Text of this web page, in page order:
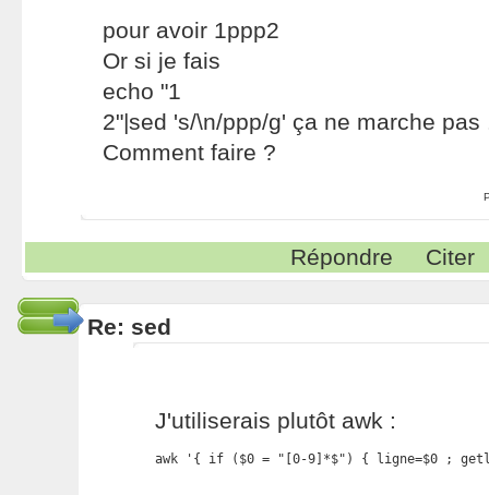
pour avoir 1ppp2
Or si je fais
echo "1
2"|sed 's/\n/ppp/g' ça ne marche pas
Comment faire ?
Répondre Citer
Re: sed
J'utiliserais plutôt awk :
awk '{ if ($0 = "[0-9]*$") { ligne=$0 ;